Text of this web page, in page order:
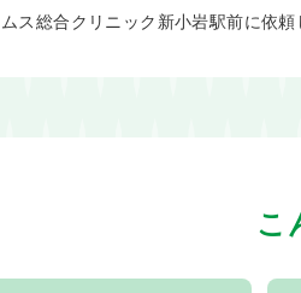
ムス総合クリニック新小岩駅前に依
こ